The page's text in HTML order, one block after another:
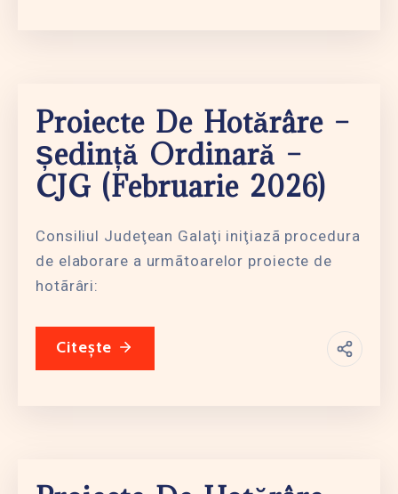
Proiecte De Hotărâre –
Ședință Ordinară –
CJG (februarie 2026)
Consiliul Judeţean Galaţi iniţiazã procedura
de elaborare a urmãtoarelor proiecte de
hotãrâri:
Citește